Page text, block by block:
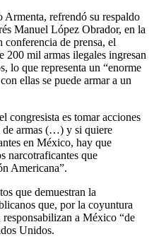
Armenta, refrendó su respaldo
Manuel López Obrador, en la
conferencia de prensa, el
200 mil armas ilegales ingresan
lo que representa un “enorme
ellas se puede armar a un
congresista es tomar acciones
de armas (…) y si quiere
en México, hay que
narcotraficantes que
Americana”.
que demuestran la
que, por la coyuntura
responsabilizan a México “de
Unidos.